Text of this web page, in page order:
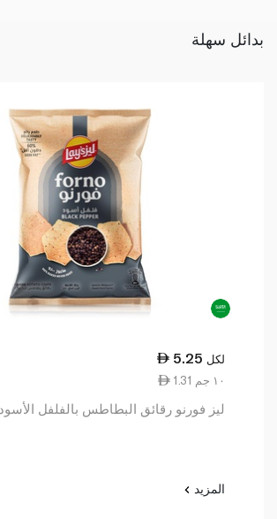
بدائل سهلة
5.25 لكل
1.31 ١٠ جم
ليز فورنو رقائق البطاطس بالفلفل الأسود 43 غرام
المزيد